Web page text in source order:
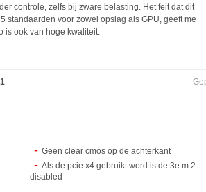
controle, zelfs bij zware belasting. Het feit dat dit
standaarden voor zowel opslag als GPU, geeft me
is ook van hoge kwaliteit.
Geen clear cmos op de achterkant
Als de pcie x4 gebruikt word is de 3e m.2
disabled